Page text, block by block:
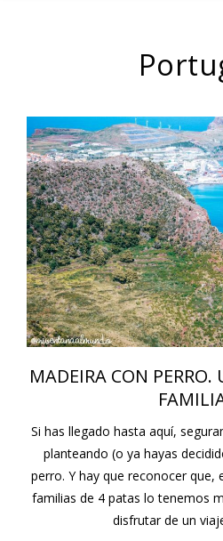
MADEIRA CON PERRO.
Si has llegado hasta aquí,
planteando (o ya hayas
perro. Y hay que reconocer que,
familias de 4 patas lo tenemos
disfrutar de un